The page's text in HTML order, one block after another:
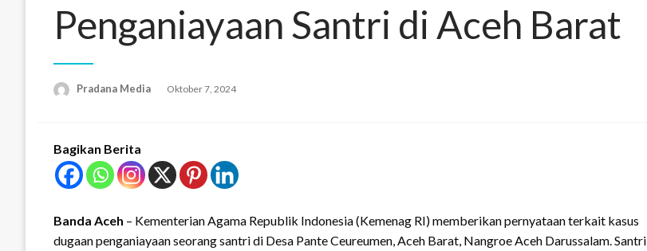
Penganiayaan Santri di Aceh Barat
Pradana Media Oktober 7, 2024
Bagikan Berita
Banda Aceh – Kementerian Agama Republik Indonesia (Kemenag RI) memberikan pernyataan terkait kasus
dugaan penganiayaan seorang santri di Desa Pante Ceureumen, Aceh Barat, Nangroe Aceh Darussalam. Santri